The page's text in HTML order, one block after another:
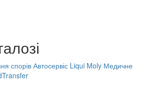
спорів Автосервіс Liqui Moly Медичне